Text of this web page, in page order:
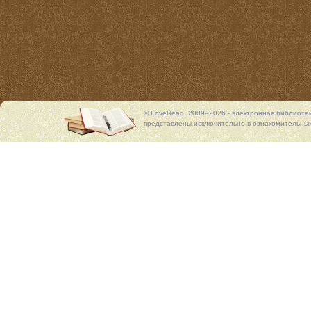
© LoveRead, 2009–2026 - электронная
представлены исключительно в